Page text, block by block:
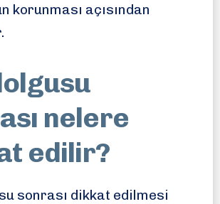
korunması açısından
nelere
edilir?
sonrası dikkat edilmesi